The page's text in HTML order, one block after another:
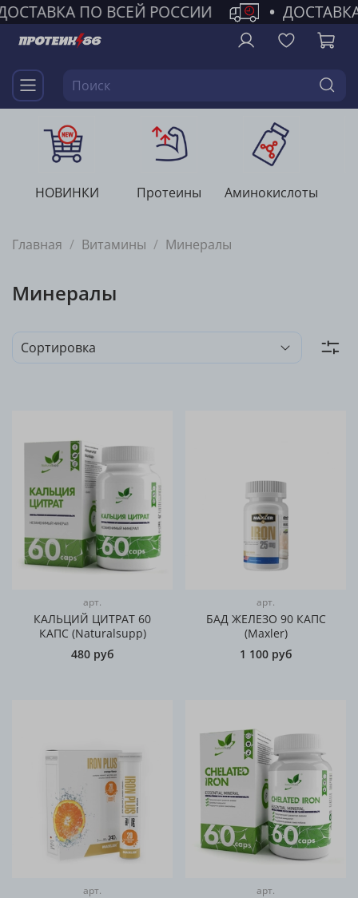
ПО ВСЕЙ РОССИИ •
НОВИНКИ Протеины Аминокислоты
Главная Витамины Минералы
Минералы
арт.
КАЛЬЦИЙ ЦИТРАТ 60
КАПС (Naturalsupp)
480 руб
арт.
БАД ЖЕЛЕЗО 90 КАПС
(Maxler)
1 100 руб
арт. арт.